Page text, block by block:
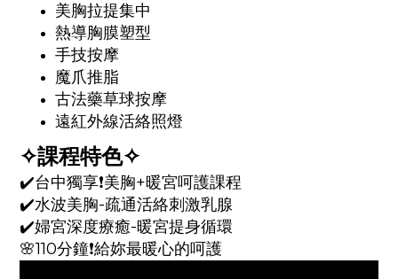
美胸拉提集中
熱導胸膜塑型
手技按摩
魔爪推脂
古法藥草球按摩
遠紅外線活絡照燈
✧課程特色✧
✔️台中獨享❗️美胸+暖宮呵護課程
✔️水波美胸-疏通活絡刺激乳腺
✔️婦宮深度療癒-暖宮提身循環
🌸110分鐘❗️給妳最暖心的呵護